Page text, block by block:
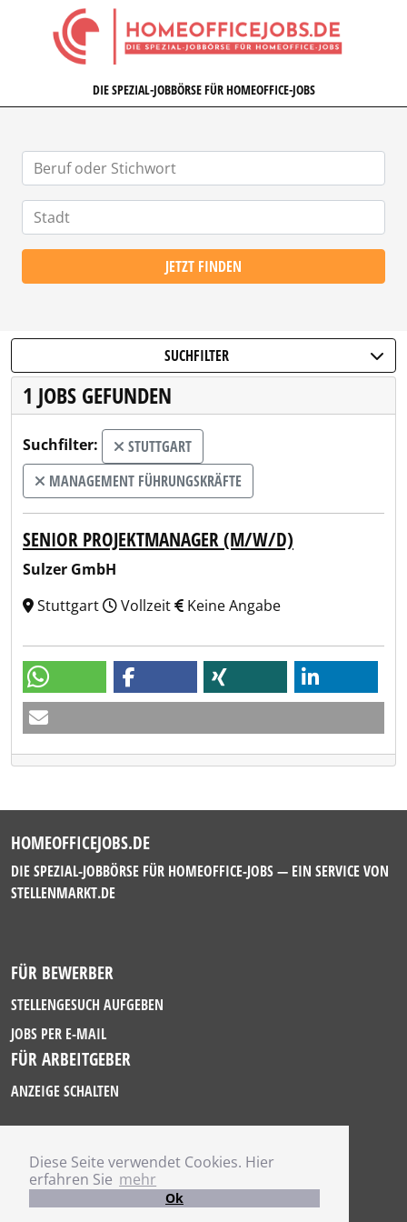
Diese Seite verwendet Cookies. Hier
erfahren Sie mehr
Ok
HOMEOFFICEJOBS.DE
DIE SPEZIAL-JOBBÖRSE FÜR HOMEOFFICE-JOBS
JETZT FINDEN
SUCHFILTER
1 JOBS GEFUNDEN
Suchfilter:
STUTTGART
MANAGEMENT FÜHRUNGSKRÄFTE
SENIOR PROJEKTMANAGER (M/W/D)
Sulzer GmbH
Stuttgart
Vollzeit Keine Angabe
HOMEOFFICEJOBS.DE
DIE SPEZIAL-JOBBÖRSE FÜR HOMEOFFICE-JOBS — EIN SERVICE VON
STELLENMARKT.DE
FÜR BEWERBER
STELLENGESUCH AUFGEBEN
JOBS PER E-MAIL
FÜR ARBEITGEBER
ANZEIGE SCHALTEN
IMPRESSUM
DATENSCHUTZ